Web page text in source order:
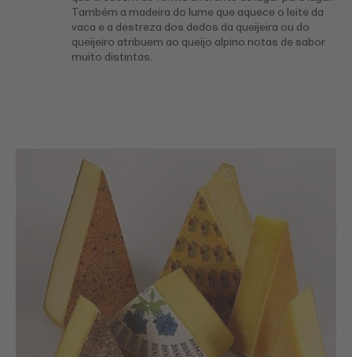
Também a madeira do lume que aquece o leite da
vaca e a destreza dos dedos da queijeira ou do
queijeiro atribuem ao queijo alpino notas de sabor
muito distintas.